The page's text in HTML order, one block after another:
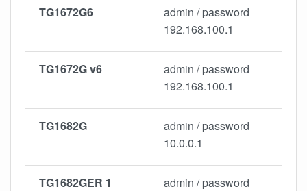
TG1672G6
admin / password
192.168.100.1
TG1672G v6
admin / password
192.168.100.1
TG1682G
admin / password
10.0.0.1
TG1682GER 1
admin / password